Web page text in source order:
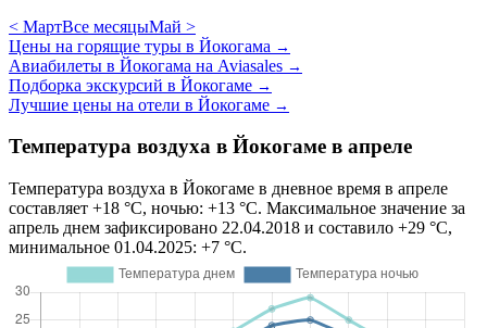
< МартВсе месяцыМай >
Цены на горящие туры в Йокогама →
Авиабилеты в Йокогама на Aviasales →
Подборка экскурсий в Йокогаме →
Лучшие цены на отели в Йокогаме →
Температура воздуха в Йокогаме в апреле
Температура воздуха в Йокогаме в дневное время в апреле
составляет +18 °C, ночью: +13 °C. Максимальное значение за
апрель днем зафиксировано 22.04.2018 и составило +29 °C,
минимальное 01.04.2025: +7 °C.